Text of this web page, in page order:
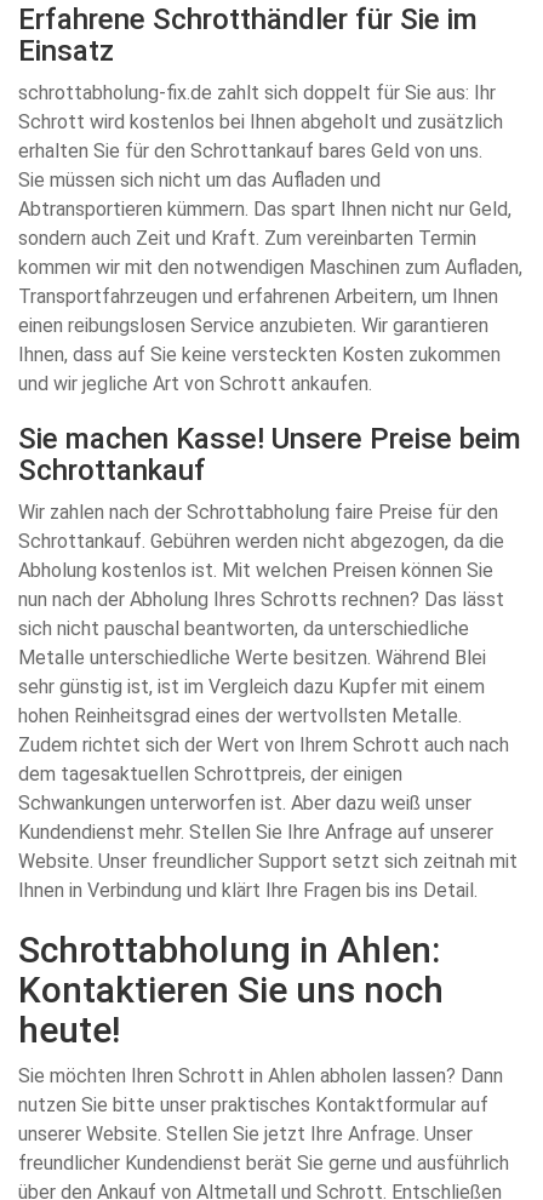
Erfahrene Schrotthändler für Sie im
Einsatz
schrottabholung-fix.de zahlt sich doppelt für Sie aus: Ihr
Schrott wird kostenlos bei Ihnen abgeholt und zusätzlich
erhalten Sie für den Schrottankauf bares Geld von uns.
Sie müssen sich nicht um das Aufladen und
Abtransportieren kümmern. Das spart Ihnen nicht nur Geld,
sondern auch Zeit und Kraft. Zum vereinbarten Termin
kommen wir mit den notwendigen Maschinen zum Aufladen,
Transportfahrzeugen und erfahrenen Arbeitern, um Ihnen
einen reibungslosen Service anzubieten. Wir garantieren
Ihnen, dass auf Sie keine versteckten Kosten zukommen
und wir jegliche Art von Schrott ankaufen.
Sie machen Kasse! Unsere Preise beim
Schrottankauf
Wir zahlen nach der Schrottabholung faire Preise für den
Schrottankauf. Gebühren werden nicht abgezogen, da die
Abholung kostenlos ist. Mit welchen Preisen können Sie
nun nach der Abholung Ihres Schrotts rechnen? Das lässt
sich nicht pauschal beantworten, da unterschiedliche
Metalle unterschiedliche Werte besitzen. Während Blei
sehr günstig ist, ist im Vergleich dazu Kupfer mit einem
hohen Reinheitsgrad eines der wertvollsten Metalle.
Zudem richtet sich der Wert von Ihrem Schrott auch nach
dem tagesaktuellen Schrottpreis, der einigen
Schwankungen unterworfen ist. Aber dazu weiß unser
Kundendienst mehr. Stellen Sie Ihre Anfrage auf unserer
Website. Unser freundlicher Support setzt sich zeitnah mit
Ihnen in Verbindung und klärt Ihre Fragen bis ins Detail.
Schrottabholung in Ahlen:
Kontaktieren Sie uns noch
heute!
Sie möchten Ihren Schrott in Ahlen abholen lassen? Dann
nutzen Sie bitte unser praktisches Kontaktformular auf
unserer Website. Stellen Sie jetzt Ihre Anfrage. Unser
freundlicher Kundendienst berät Sie gerne und ausführlich
über den Ankauf von Altmetall und Schrott. Entschließen